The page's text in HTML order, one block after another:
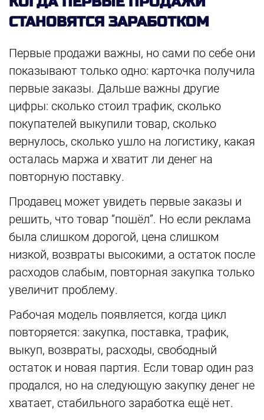
СТАНОВЯТСЯ ЗАРАБОТКОМ
Первые продажи важны, но сами по себе они
показывают только одно: карточка получила
первые заказы. Дальше важны другие
цифры: сколько стоил трафик, сколько
покупателей выкупили товар, сколько
вернулось, сколько ушло на логистику, какая
осталась маржа и хватит ли денег на
повторную поставку.
Продавец может увидеть первые заказы и
решить, что товар “пошёл”. Но если реклама
была слишком дорогой, цена слишком
низкой, возвраты высокими, а остаток после
расходов слабым, повторная закупка только
увеличит проблему.
Рабочая модель появляется, когда цикл
повторяется: закупка, поставка, трафик,
выкуп, возвраты, расходы, свободный
остаток и новая партия. Если товар один раз
продался, но на следующую закупку денег не
хватает, стабильного заработка ещё нет.